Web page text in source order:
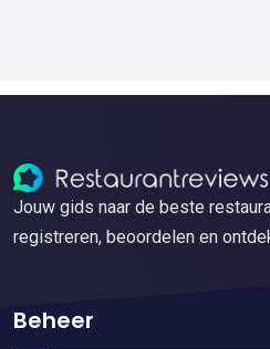
Jouw gids naar de beste
registreren, beoordelen en
Beheer